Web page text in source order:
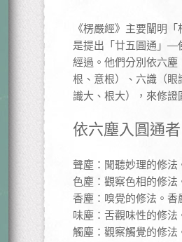
《楞嚴經》主要闡明
是提出「廿五圓通」—
經過。他們分別依六
根、意根）、六識（
識大、根大），來修證
依六塵入圓通者
聲塵：聞聽妙理的修
色塵：觀察色相的修
香塵：嗅覺的修法。
味塵：舌觀味性的修
觸塵：觀察觸覺的修